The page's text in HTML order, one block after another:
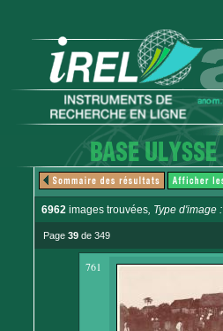
6962 images trouvées, Type d'image :
Page 39 de 349
761